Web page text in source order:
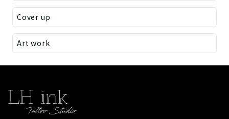
Cover up
Art work